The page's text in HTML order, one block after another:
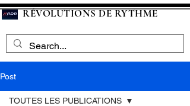
RÉVOLUTIONS DE RYTHME
Post
TOUTES LES PUBLICATIONS